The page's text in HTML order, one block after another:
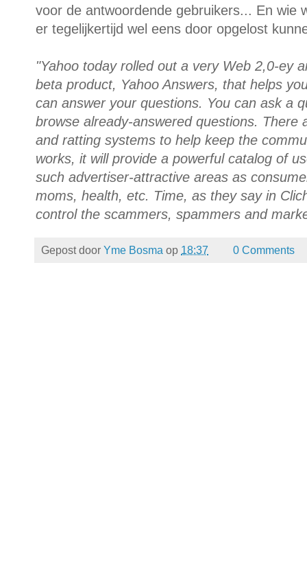
voor de antwoordende gebruikers... En wie
er tegelijkertijd wel eens door opgelost
"Yahoo today rolled out a very Web 2,0-ey
beta product, Yahoo Answers, that helps
can answer your questions. You can ask a
browse already-answered questions. There
and ratting systems to help keep the
works, it will provide a powerful catalog of
such advertiser-attractive areas as
moms, health, etc. Time, as they say in
control the scammers, spammers and
Gepost door Yme Bosma op 18:37 0 Comments